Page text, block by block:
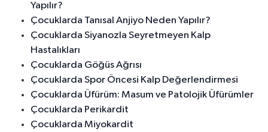
Yapılır?
Çocuklarda Tanısal Anjiyo Neden Yapılır?
Çocuklarda Siyanozla Seyretmeyen Kalp
Hastalıkları
Çocuklarda Göğüs Ağrısı
Çocuklarda Spor Öncesi Kalp Değerlendirmesi
Çocuklarda Üfürüm: Masum ve Patolojik Üfürümler
Çocuklarda Perikardit
Çocuklarda Miyokardit